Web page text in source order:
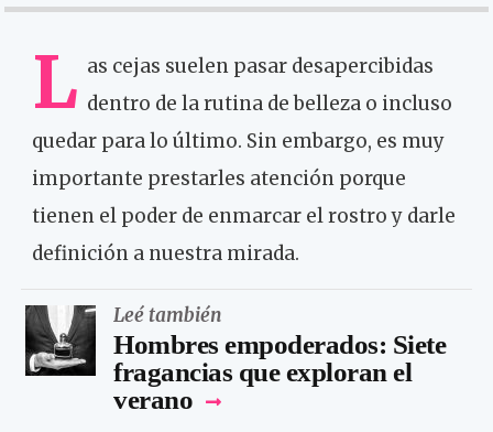
L as cejas suelen pasar desapercibidas
dentro de la rutina de belleza o incluso
quedar para lo último. Sin embargo, es muy
importante prestarles atención porque
tienen el poder de enmarcar el rostro y darle
definición a nuestra mirada.
Leé también
Hombres empoderados: Siete
fragancias que exploran el
verano